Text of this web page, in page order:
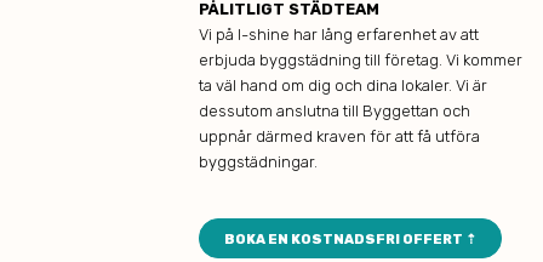
PÅLITLIGT STÄDTEAM
Vi på I-shine har lång erfarenhet av att
erbjuda byggstädning till företag. Vi kommer
ta väl hand om dig och dina lokaler. Vi är
dessutom anslutna till Byggettan och
uppnår därmed kraven för att få utföra
byggstädningar.
BOKA EN KOSTNADSFRI OFFERT ⇡